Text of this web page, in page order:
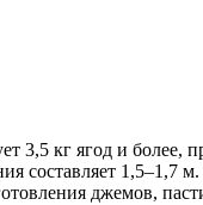
3,5 кг ягод и более,
составляет 1,5–1,7
джемов,